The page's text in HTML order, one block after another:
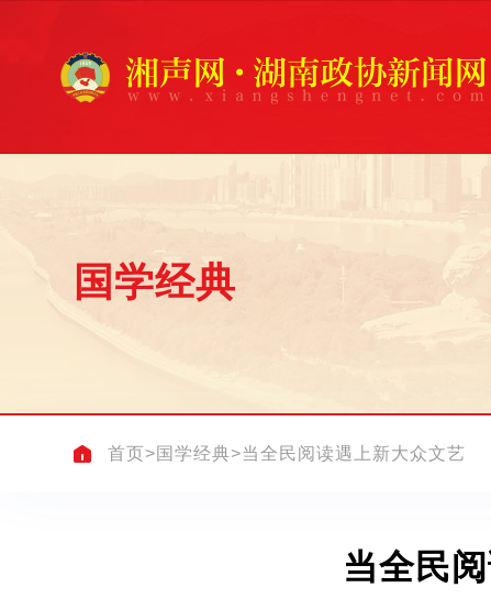
国学经典
首页> 国学经典>当全民阅读遇上新大众文艺
当全民